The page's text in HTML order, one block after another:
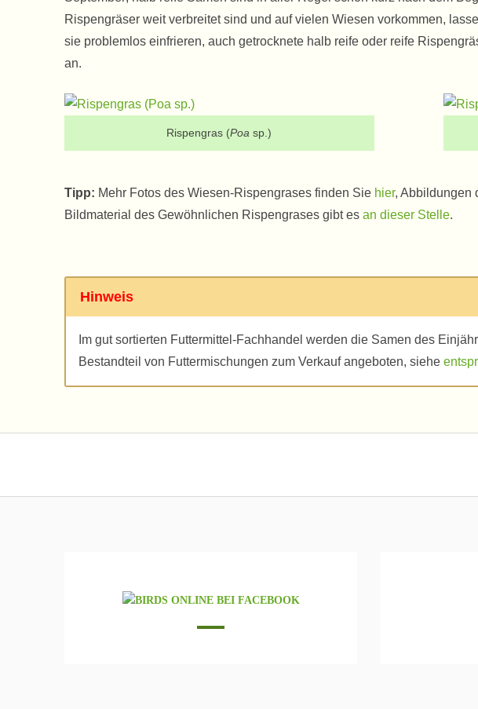
Rispengräser weit verbreitet sind und auf vielen Wiesen vorkommen,
sie problemlos einfrieren, auch getrocknete halb reife oder reife
an.
Rispengras (Poa sp.)
Tipp: Mehr Fotos des Wiesen-Rispengrases finden Sie hier, Abbildungen
Bildmaterial des Gewöhnlichen Rispengrases gibt es an dieser Stelle.
Hinweis
Im gut sortierten Futtermittel-Fachhandel werden die Samen des
Bestandteil von Futtermischungen zum Verkauf angeboten, siehe